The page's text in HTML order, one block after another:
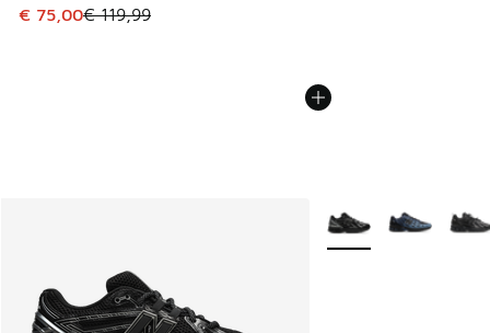
Dit artikel is in de uitverkoop. Dit artikel is in de
€ 75,00€ 119,99
Meer kleuren